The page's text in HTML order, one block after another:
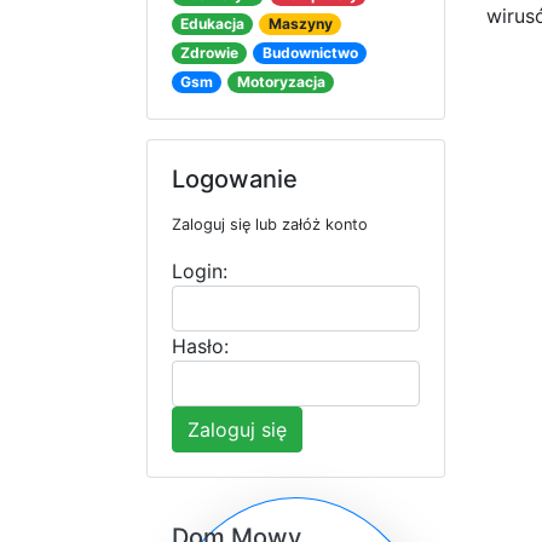
Edukacja
Maszyny
Zdrowie
Budownictwo
Gsm
Motoryzacja
Logowanie
Zaloguj się lub załóż konto
Login:
Hasło:
Zaloguj się